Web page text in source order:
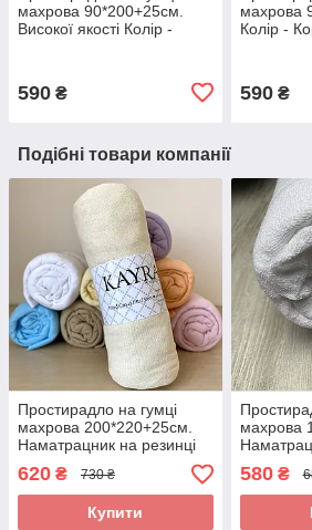
махрова 90*200+25см.
Високої якості Колір -
590 ₴
махрова
Колір -
590₴
Подібні товари компанії
Простирадло на гумці
махрова 200*220+25см.
Наматрацник на резинці
Колір - Молочний
620 ₴ 730 ₴
Купити
махрова
Колір -
580₴